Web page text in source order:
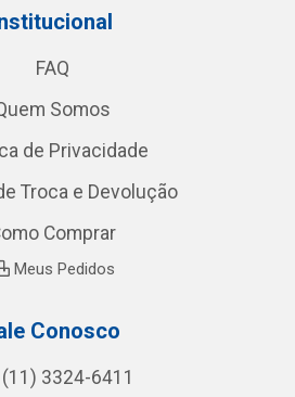
FAQ
Somos
de Privacidade
Troca e Devolução
Comprar
Meus Pedidos
Conosco
(11) 3324-6411